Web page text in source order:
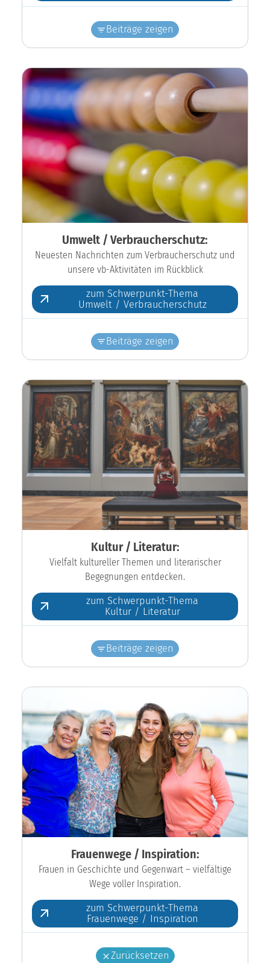
Beiträge zeigen
Umwelt / Verbraucherschutz:
Neuesten Nachrichten zum Verbraucherschutz und
unsere vb-Aktivitäten im Rückblick
zum Schwerpunkt-Thema
Umwelt / Verbraucherschutz
Beiträge zeigen
Kultur / Literatur:
Vielfalt kultureller Themen und literarischer
Begegnungen entdecken.
zum Schwerpunkt-Thema
Kultur / Literatur
Beiträge zeigen
Frauenwege / Inspiration:
Frauen in Geschichte und Gegenwart – vielfältige
Wege voller Inspiration.
zum Schwerpunkt-Thema
Frauenwege / Inspiration
Zurücksetzen